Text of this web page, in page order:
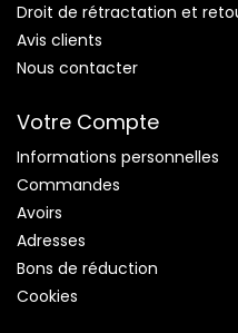
Droit de rétractation et
Avis clients
Nous contacter
Votre Compte
Informations personnelles
Commandes
Avoirs
Adresses
Bons de réduction
Cookies